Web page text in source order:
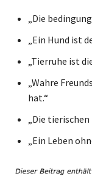
„Die
„Ein Hund ist
„Tierruhe ist
„Wahre
hat.“
„Die
„Ein Leben